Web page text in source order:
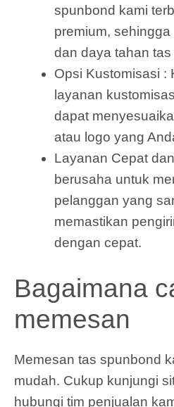
spunbond kami
premium,
dan daya tahan tas
Opsi Kustomisasi :
layanan
dapat
atau logo yang
Layanan Cepat
berusaha untuk
pelanggan yang
memastikan
dengan cepat.
Bagaimana
memesan
Memesan tas spunbond
mudah. Cukup kunjungi
hubungi tim penjualan